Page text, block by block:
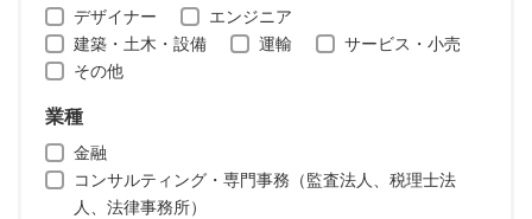
デザイナー
エンジニア
建築・土木・設備
運輸
サービス・小売
その他
業種
金融
コンサルティング・専門事務（監査法人、税理士法
人、法律事務所）